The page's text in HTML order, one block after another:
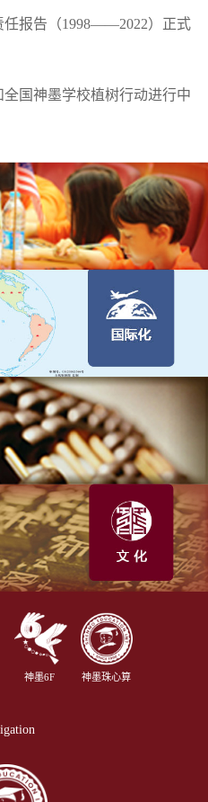
任报告（1998——2022）正式
国神墨学校植树行动进行中
神墨6F 神墨珠心算